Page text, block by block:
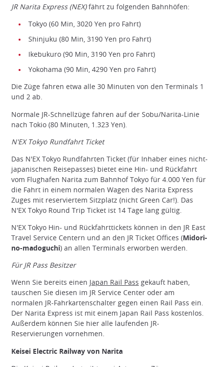
JR Narita Express (NEX) fährt zu folgenden Bahnhöfen:
Tokyo (60 Min, 3020 Yen pro Fahrt)
Shinjuku (80 Min, 3190 Yen pro Fahrt)
Ikebukuro (90 Min, 3190 Yen pro Fahrt)
Yokohama (90 Min, 4290 Yen pro Fahrt)
Die Züge fahren etwa alle 30 Minuten von den Terminals 1
und 2 ab.
Normale JR-Schnellzüge fahren auf der Sobu/Narita-Linie
nach Tokio (80 Minuten, 1.323 Yen).
N'EX Tokyo Rundfahrt Ticket
Das N'EX Tokyo Rundfahrten Ticket (für Inhaber eines nicht-
japanischen Reisepasses) bietet eine Hin- und Rückfahrt
vom Flughafen Narita zum Bahnhof Tokyo für 4.000 Yen für
die Fahrt in einem normalen Wagen des Narita Express
Zuges mit reserviertem Sitzplatz (nicht Green Car!). Das
N'EX Tokyo Round Trip Ticket ist 14 Tage lang gültig.
N'EX Tokyo Hin- und Rückfahrttickets können in den JR East
Travel Service Centern und an den JR Ticket Offices (Midori-
no-madoguchi) an allen Terminals erworben werden.
Für JR Pass Besitzer
Wenn Sie bereits einen Japan Rail Pass gekauft haben,
tauschen Sie diesen im JR Service Center oder am
normalen JR-Fahrkartenschalter gegen einen Rail Pass ein.
Der Narita Express ist mit einem Japan Rail Pass kostenlos.
Außerdem können Sie hier alle laufenden JR-
Reservierungen vornehmen.
Keisei Electric Railway von Narita